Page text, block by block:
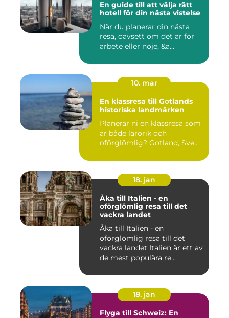
En guide till att välja rätt
hotell för din nästa vistelse
När du planerar din nästa
resa, oavsett om det är för
arbete eller nöje, &a...
10. mar
En klassresa till Gotlands
historiska landmärken
Planerar ni en klassresa som
är både lärorik och
oförglömlig? Gotland, Sve...
18. jan
Åka till Italien - en
oförglömlig resa till det
vackra landet
Åka till Italien - en
oförglömlig resa till det
vackra landet Italien är ett av
de mest populära re...
18. jan
Flyga till Schweiz: En